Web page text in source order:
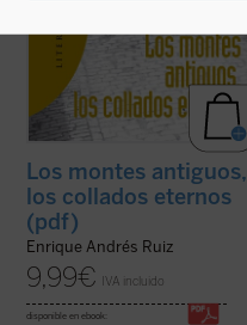
Los montes antiguos,
los collados eternos
(pdf)
Enrique Andrés Ruiz
9,99€ IVA incluido
disponible en ebook: